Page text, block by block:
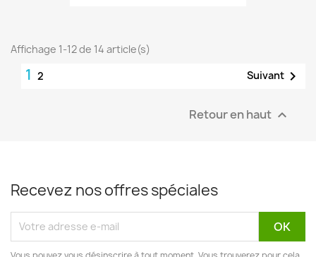
Affichage 1-12 de 14 article(s)
1 2 Suivant 
Retour en haut 
Recevez nos offres spéciales